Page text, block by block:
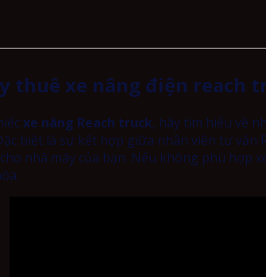
thuê xe nâng điện reach
xe nâng Reach truck, hãy tìm hiểu về
biệt là sự kết hợp giữa nhân viên tư vấn
nhà máy của bạn. Nếu không phù